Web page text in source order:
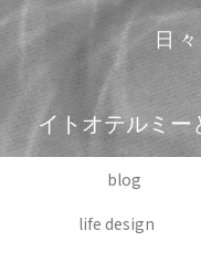
日
イトオテルミー
blog
life design